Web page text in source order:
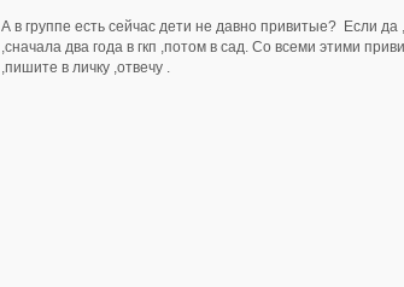
А в группе есть сейчас дети не давно привитые? Если да
,сначала два года в гкп ,потом в сад. Со всеми этими
,пишите в личку ,отвечу .